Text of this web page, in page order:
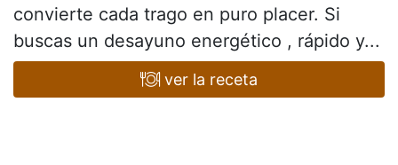
convierte cada trago en puro placer. Si
buscas un desayuno energético , rápido y...
ver la receta